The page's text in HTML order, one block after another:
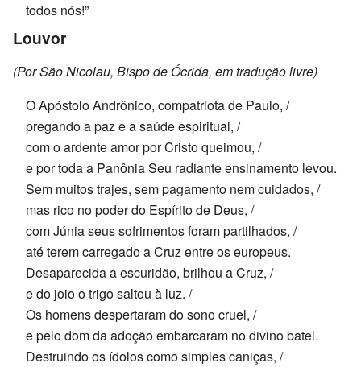
todos nós!”
Louvor
(Por São Nicolau, Bispo de Ócrida, em tradução livre)
O Apóstolo Andrônico, compatriota de Paulo, /
pregando a paz e a saúde espiritual, /
com o ardente amor por Cristo queimou, /
e por toda a Panônia Seu radiante ensinamento levou.
Sem muitos trajes, sem pagamento nem cuidados, /
mas rico no poder do Espírito de Deus, /
com Júnia seus sofrimentos foram partilhados, /
até terem carregado a Cruz entre os europeus.
Desaparecida a escuridão, brilhou a Cruz, /
e do joio o trigo saltou à luz. /
Os homens despertaram do sono cruel, /
e pelo dom da adoção embarcaram no divino batel.
Destruindo os ídolos como simples caniças, /